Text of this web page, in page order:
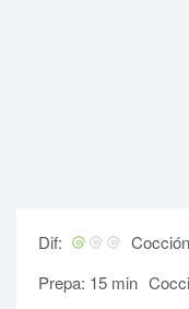
Dif:
Prepa: 15 min